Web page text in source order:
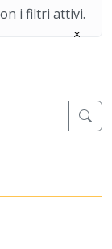
i filtri attivi.